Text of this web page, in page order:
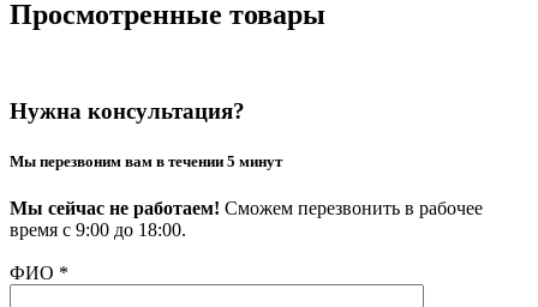
Просмотренные товары
Нужна консультация?
Мы перезвоним вам в течении 5 минут
Мы сейчас не работаем! Сможем перезвонить в рабочее
время с 9:00 до 18:00.
ФИО *